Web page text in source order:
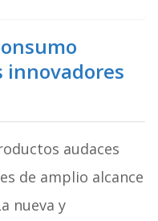
innovadores
audaces
de amplio alcance
nueva y